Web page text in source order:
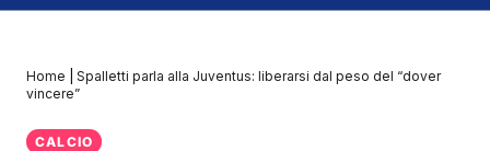
Home
Spalletti parla alla Juventus: liberarsi dal peso del “dover
vincere”
CALCIO